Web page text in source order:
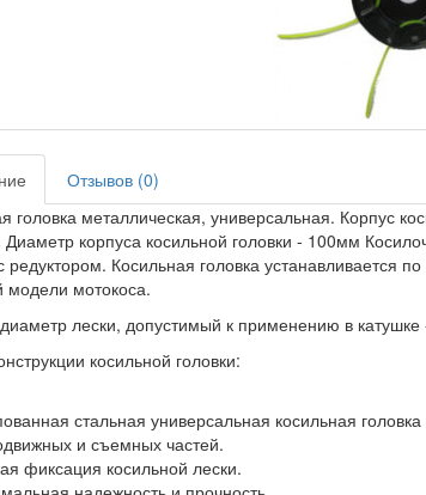
Отзывов (0)
головка металлическая, универсальная. Корпус
корпуса косильной головки - 100мм
редуктором. Косильная головка устанавливается
модели мотокоса.
лески, допустимый к применению в
косильной головки:
стальная универсальная косильная головка
и съемных частей.
фиксация косильной лески.